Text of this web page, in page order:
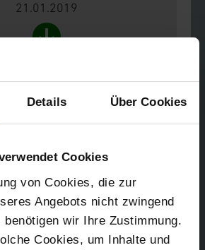
Details Über Cookies
Cookies
von Cookies, die zur
Angebots nicht zwingend
wir Ihre Zustimmung.
Cookies, um Inhalte und
21.01.2019
Handsender 4 Tasten für
Bez.: HM-RC-Sec4-3
Nr.: 130466A0
21.01.2019